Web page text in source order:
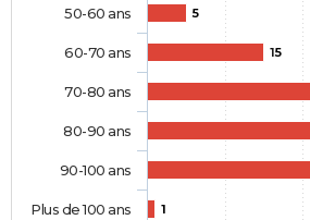
5
15
1
50-60 ans
60-70 ans
70-80 ans
80-90 ans
90-100 ans
Plus de 100 ans